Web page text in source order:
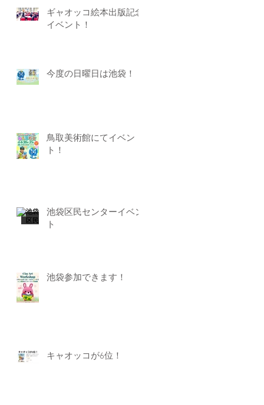
ギャオッコ絵本出版記念
イベント！
今度の日曜日は池袋！
鳥取美術館にてイベン
ト！
池袋区民センターイベン
ト
池袋参加できます！
キャオッコが6位！